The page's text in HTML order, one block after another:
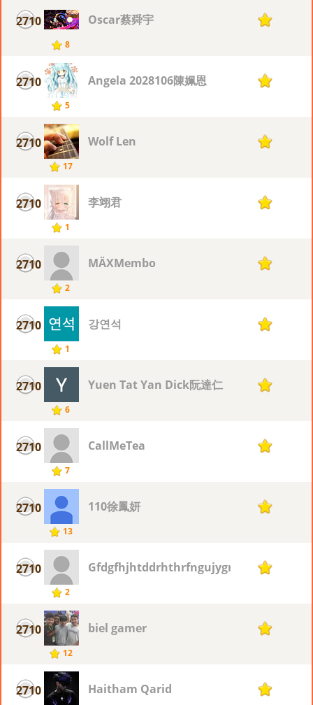
2710
8
Oscar蔡舜宇 1
2710
5
Angela 2028106陳姵恩 1
2710
17
Wolf Len 1
2710
1
李翊君 1
2710
2
MÄXMembo 1
2710
1
강연석 1
2710
6
Yuen Tat Yan Dick阮達仁 1
2710
7
CallMeTea 1
2710
13
110徐鳳妍 1
2710
2
Gfdgfhjhtddrhthrfngujygrhdgrdr
1
2710
12
biel gamer 1
2710 Haitham Qarid 1